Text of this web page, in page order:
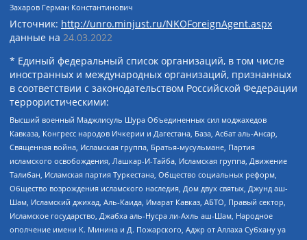
Захаров Герман Константинович
Источник: http://unro.minjust.ru/NKOForeignAgent.aspx
данные на 24.03.2022
* Единый федеральный список организаций, в том числе
иностранных и международных организаций, признанных
в соответствии с законодательством Российской Федерации
террористическими:
Высший военный Маджлисуль Шура Объединенных сил моджахедов
Кавказа, Конгресс народов Ичкерии и Дагестана, База, Асбат аль-Ансар,
Священная война, Исламская группа, Братья-мусульмане, Партия
исламского освобождения, Лашкар-И-Тайба, Исламская группа, Движение
Талибан, Исламская партия Туркестана, Общество социальных реформ,
Общество возрождения исламского наследия, Дом двух святых, Джунд аш-
Шам, Исламский джихад, Аль-Каида, Имарат Кавказ, АБТО, Правый сектор,
Исламское государство, Джабха аль-Нусра ли-Ахль аш-Шам, Народное
ополчение имени К. Минина и Д. Пожарского, Аджр от Аллаха Субхану уа